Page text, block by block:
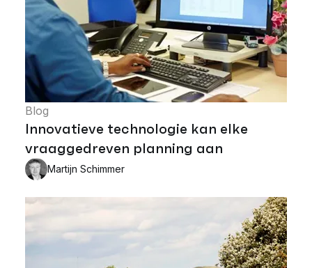
Blog
Innovatieve technologie kan elke
vraaggedreven planning aan
Martijn Schimmer